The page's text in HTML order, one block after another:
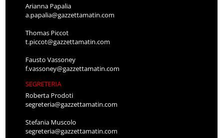
Arianna Papalia
a.papalia@gazzettamatin.com
Thomas Piccot
t.piccot@gazzettamatin.com
Fausto Vassoney
f.vassoney@gazzettamatin.com
SEGRETERIA
Roberta Prodoti
segreteria@gazzettamatin.com
Stefania Muscolo
segreteria@gazzettamatin.com